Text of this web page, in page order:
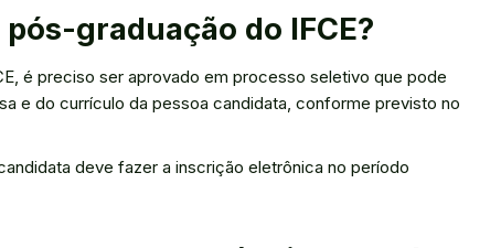
graduação do IFCE?
é preciso ser aprovado em processo seletivo que pode
e do currículo da pessoa candidata, conforme previsto no
deve fazer a inscrição eletrônica no período